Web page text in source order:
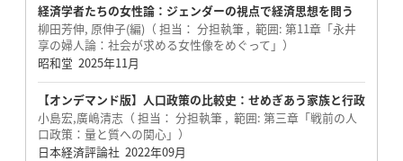
経済学者たちの女性論：ジェンダーの視点で経済思想を問う
柳田芳伸, 原伸子(編)（ 担当： 分担執筆 , 範囲: 第11章「永井
享の婦人論：社会が求める女性像をめぐって」）
昭和堂 2025年11月
【オンデマンド版】人口政策の比較史：せめぎあう家族と行政
小島宏,廣嶋清志（ 担当： 分担執筆 , 範囲: 第三章「戦前の人
口政策：量と質への関心」）
日本経済評論社 2022年09月